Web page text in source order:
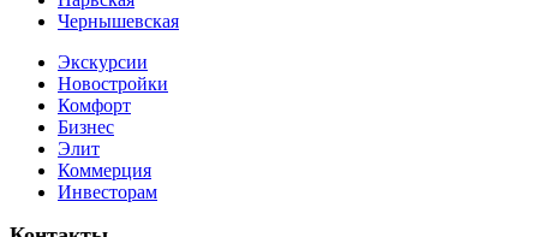
Чернышевская
Экскурсии
Новостройки
Комфорт
Бизнес
Элит
Коммерция
Инвесторам